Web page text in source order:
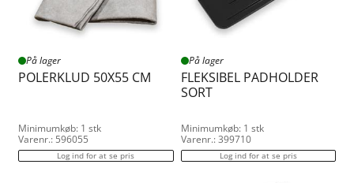
På lager
POLERKLUD 50X55 CM
Minimumkøb: 1 stk
Varenr.: 596055
Log ind for at se pris
På lager
FLEKSIBEL PADHOLDER
SORT
Minimumkøb: 1 stk
Varenr.: 399710
Log ind for at se pris